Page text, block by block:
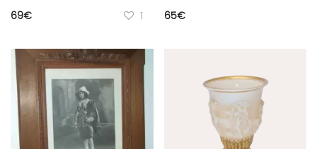
69€ 1
65€